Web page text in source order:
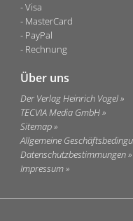
Visa
MasterCard
PayPal
Rechnung
Über uns
Der Verlag Heinrich Vogel
TECVIA Media GmbH
Sitemap
Allgemeine
Datenschutzbestimmungen
Impressum